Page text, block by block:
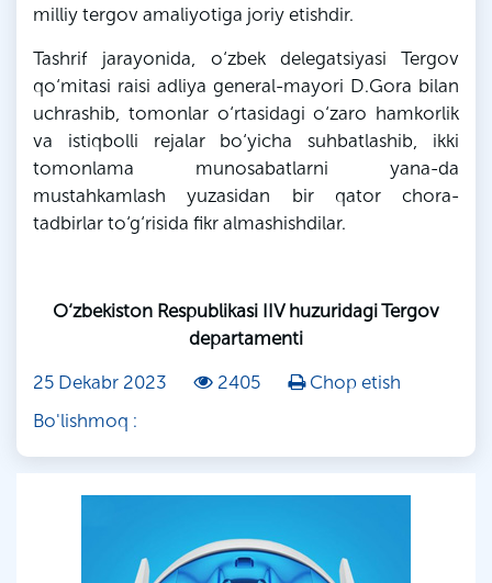
milliy tergov amaliyotiga joriy etishdir.
Tashrif jarayonida, o‘zbek delegatsiyasi Tergov
qo‘mitasi raisi adliya general-mayori D.Gora bilan
uchrashib, tomonlar o‘rtasidagi o‘zaro hamkorlik
va istiqbolli rejalar bo‘yicha suhbatlashib, ikki
tomonlama munosabatlarni yana-da
mustahkamlash yuzasidan bir qator chora-
tadbirlar to‘g‘risida fikr almashishdilar.
O‘zbekiston Respublikasi IIV huzuridagi Tergov
departamenti
25 Dekabr 2023
2405
Chop etish
Bo'lishmoq :